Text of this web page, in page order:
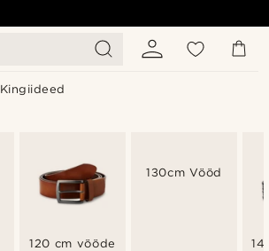
Kingiideed
120 cm vööde
130cm Vööd